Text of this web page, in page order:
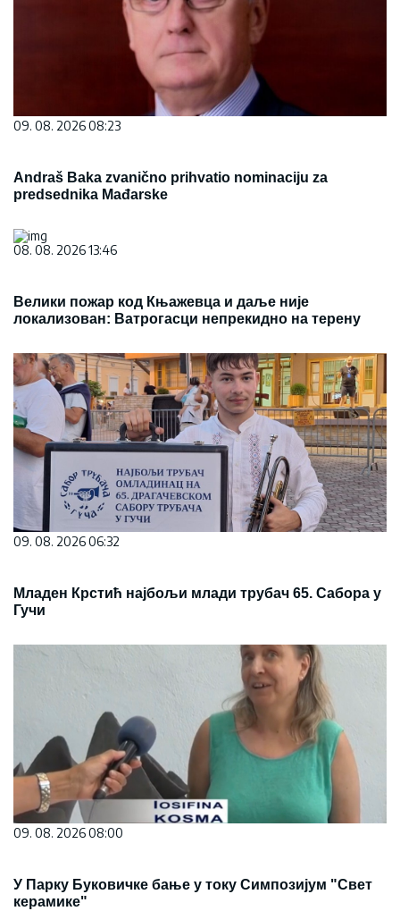
09. 08. 2026 08:23
Andraš Baka zvanično prihvatio nominaciju za
predsednika Mađarske
08. 08. 2026 13:46
Велики пожар код Књажевца и даље није
локализован: Ватрогасци непрекидно на терену
09. 08. 2026 06:32
Младен Крстић најбољи млади трубач 65. Сабора у
Гучи
09. 08. 2026 08:00
У Парку Буковичке бање у току Симпозијум "Свет
керамике"